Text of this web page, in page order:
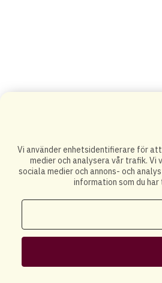
Vi använder enhetsidentifierare för
medier och analysera vår trafik.
sociala medier och annons- och
information som du